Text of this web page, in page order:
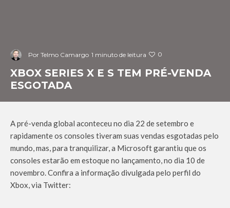
Por Telmo Camargo 1 minuto de leitura 0
XBOX SERIES X E S TEM PRÉ-VENDA
ESGOTADA
A pré-venda global aconteceu no dia 22 de setembro e
rapidamente os consoles tiveram suas vendas esgotadas pelo
mundo, mas, para tranquilizar, a Microsoft garantiu que os
consoles estarão em estoque no lançamento, no dia 10 de
novembro. Confira a informação divulgada pelo perfil do
Xbox, via Twitter: